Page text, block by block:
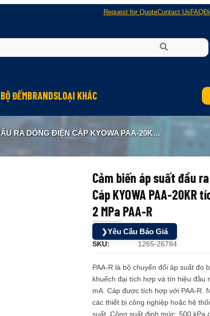
Request for QuoteContact Us FAQ
BỘ ĐẾMBRANDS
Oriental Motor
KGN
LOẠI KHÁC
Đèn phòng nổ
ĐIỆN CÁP KYOWA PAA-20KR TÍCH HỢP LOẠI 2 MPA PAA-R
Cảm biến áp suất đầu
Cáp KYOWA PAA-20KR
2 MPa PAA-R
❯Yêu Cầu Báo Giá
SKU: 1265-26784
PAA-R là bộ chuyển đổi áp suất đo
khuếch đại tích hợp và tín hiệu đầu
mA. Cáp được tích hợp với PAA-R.
các thiết bị công nghiệp hoặc hệ
suất. Công suất định mức: 500 kPa